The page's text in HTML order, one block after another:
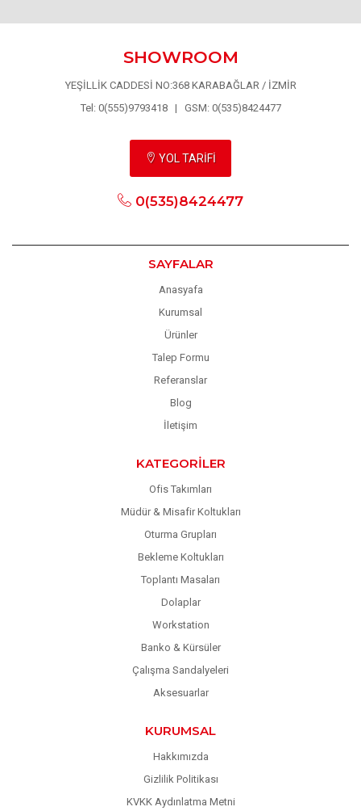
SHOWROOM
YEŞİLLİK CADDESİ NO:368 KARABAĞLAR / İZMİR
Tel: 0(555)9793418 | GSM: 0(535)8424477
YOL TARİFİ
0(535)8424477
SAYFALAR
Anasyafa
Kurumsal
Ürünler
Talep Formu
Referanslar
Blog
İletişim
KATEGORILER
Ofis Takımları
Müdür & Misafir Koltukları
Oturma Grupları
Bekleme Koltukları
Toplantı Masaları
Dolaplar
Workstation
Banko & Kürsüler
Çalışma Sandalyeleri
Aksesuarlar
KURUMSAL
Hakkımızda
Gizlilik Politikası
KVKK Aydınlatma Metni